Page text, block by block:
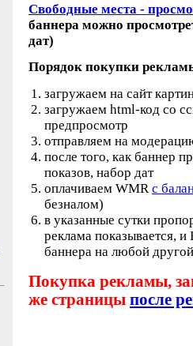
Свободные места -
баннера можно
дат)
Порядок покупки
загружаем на сайт
загружаем html-код со
предпросмотр
отправляем на
после того, как баннер
показов, набор дат
оплачиваем WMR с
безналом)
в указанные сутки
реклама показывается,
баннера на любой
Покупка рекламы,
же страницы после